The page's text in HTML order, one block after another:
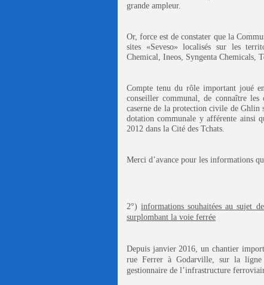
grande ampleur.
Or, force est de constater que la
sites «Seveso» localisés sur les
Chemical, Ineos, Syngenta Chemicals,
Compte tenu du rôle important joué
conseiller communal, de connaître les
caserne de la protection civile de Ghlin
dotation communale y afférente ainsi
2012 dans la Cité des Tchats.
Merci d’avance pour les informations
2°)informations souhaitées au sujet
surplombant la voie ferrée
Depuis janvier 2016, un chantier
rue Ferrer à Godarville, sur la
gestionnaire de l’infrastructure